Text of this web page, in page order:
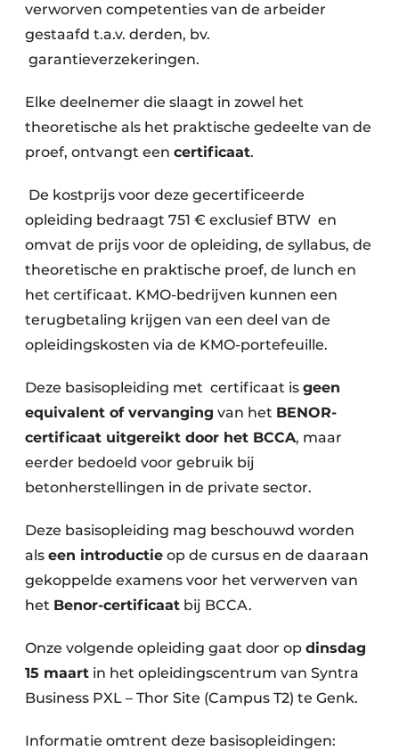
verworven competenties van de arbeider
gestaafd t.a.v. derden, bv.
garantieverzekeringen.
Elke deelnemer die slaagt in zowel het
theoretische als het praktische gedeelte van de
proef, ontvangt een certificaat.
De kostprijs voor deze gecertificeerde
opleiding bedraagt 751 € exclusief BTW en
omvat de prijs voor de opleiding, de syllabus, de
theoretische en praktische proef, de lunch en
het certificaat. KMO-bedrijven kunnen een
terugbetaling krijgen van een deel van de
opleidingskosten via de KMO-portefeuille.
Deze basisopleiding met certificaat is geen
equivalent of vervanging van het BENOR-
certificaat uitgereikt door het BCCA, maar
eerder bedoeld voor gebruik bij
betonherstellingen in de private sector.
Deze basisopleiding mag beschouwd worden
als een introductie op de cursus en de daaraan
gekoppelde examens voor het verwerven van
het Benor-certificaat bij BCCA.
Onze volgende opleiding gaat door op dinsdag
15 maart in het opleidingscentrum van Syntra
Business PXL – Thor Site (Campus T2) te Genk.
Informatie omtrent deze basisopleidingen: